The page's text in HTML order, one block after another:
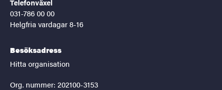
Telefonväxel
031-786 00 00
Helgfria vardagar 8-16
Besöksadress
Hitta organisation
Org. nummer: 202100-3153